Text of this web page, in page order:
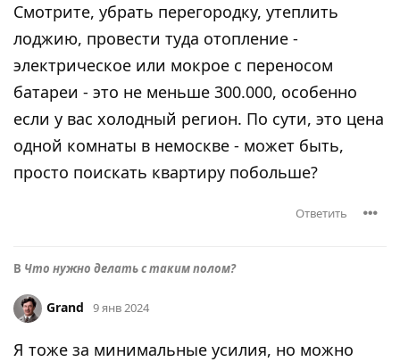
Смотрите, убрать перегородку, утеплить
лоджию, провести туда отопление -
электрическое или мокрое с переносом
батареи - это не меньше 300.000, особенно
если у вас холодный регион. По сути, это цена
одной комнаты в немоскве - может быть,
просто поискать квартиру побольше?
Ответить
В Что нужно делать с таким полом?
Grand 9 янв 2024
Я тоже за минимальные усилия, но можно